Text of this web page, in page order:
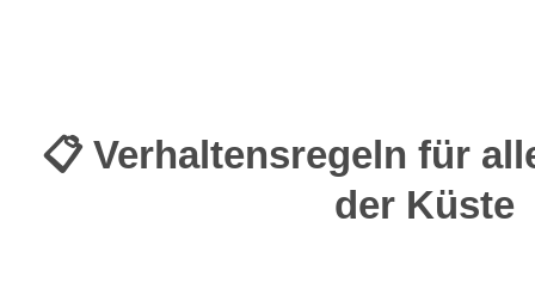
📋 Verhaltensregeln für
der Küste